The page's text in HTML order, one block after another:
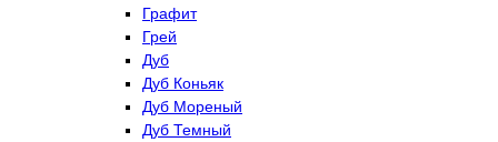
Графит
Грей
Дуб
Дуб Коньяк
Дуб Мореный
Дуб Темный